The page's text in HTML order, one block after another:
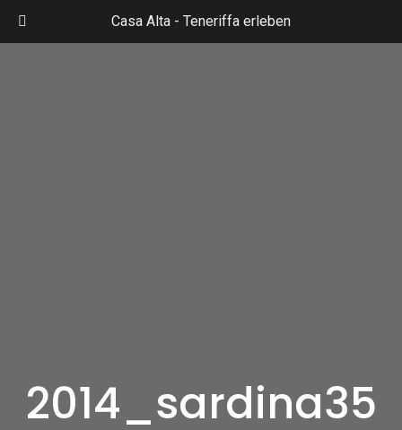
Casa Alta - Teneriffa erleben
2014_sardina35